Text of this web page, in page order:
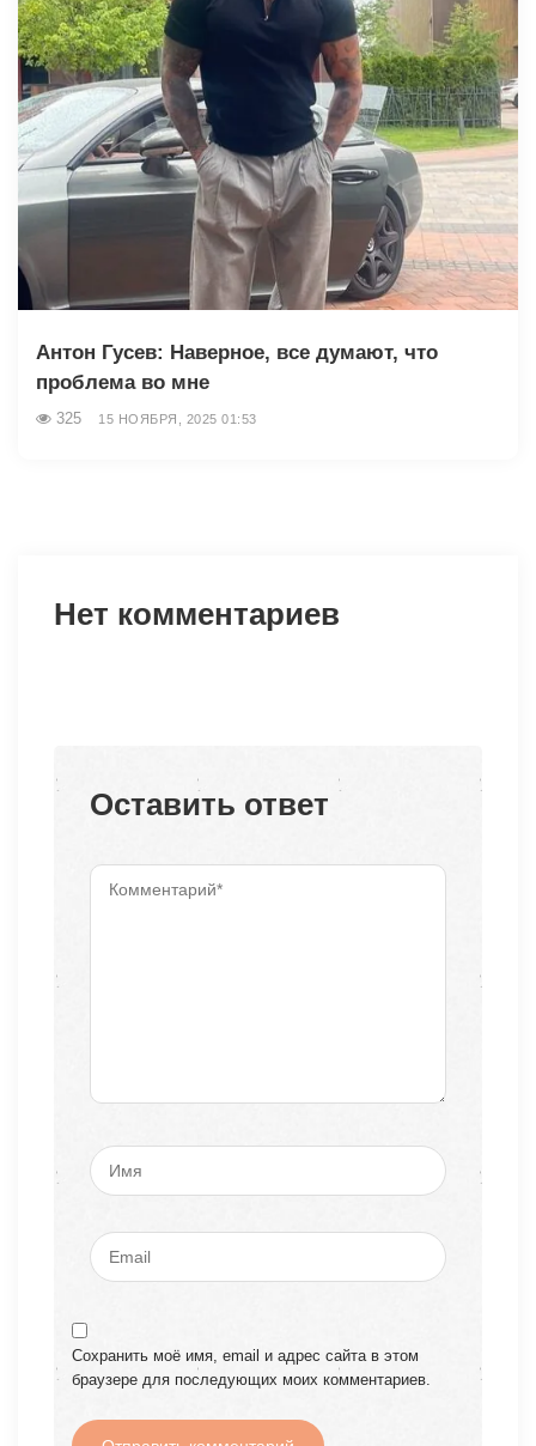
Антон Гусев: Наверное, все думают, что
проблема во мне
325 15 НОЯБРЯ, 2025 01:53
Нет комментариев
Оставить ответ
Сохранить моё имя, email и адрес сайта в этом
браузере для последующих моих комментариев.